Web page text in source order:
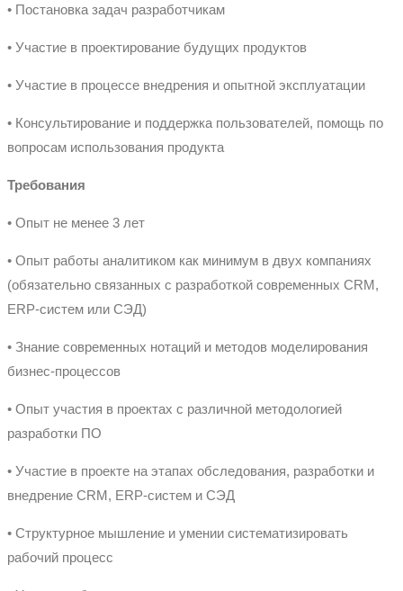
• Постановка задач разработчикам
• Участие в проектирование будущих продуктов
• Участие в процессе внедрения и опытной эксплуатации
• Консультирование и поддержка пользователей, помощь по
вопросам использования продукта
Требования
• Опыт не менее 3 лет
• Опыт работы аналитиком как минимум в двух компаниях
(обязательно связанных с разработкой современных CRM,
ERP-систем или СЭД)
• Знание современных нотаций и методов моделирования
бизнес-процессов
• Опыт участия в проектах с различной методологией
разработки ПО
• Участие в проекте на этапах обследования, разработки и
внедрение CRM, ERP-систем и СЭД
• Структурное мышление и умении систематизировать
рабочий процесс